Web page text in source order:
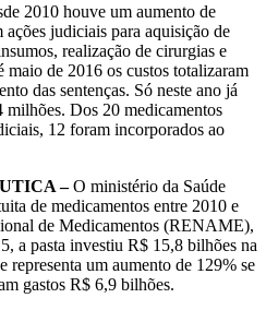
2010 houve um aumento de
judiciais para aquisição de
realização de cirurgias e
de 2016 os custos totalizaram
das sentenças. Só neste ano já
milhões. Dos 20 medicamentos
12 foram incorporados ao
– O ministério da Saúde
de medicamentos entre 2010 e
de Medicamentos (RENAME),
a pasta investiu R$ 15,8 bilhões na
representa um aumento de 129% se
gastos R$ 6,9 bilhões.